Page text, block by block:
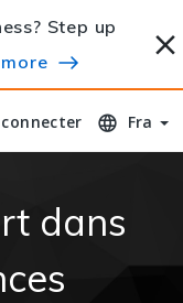
Step up
connecter
connecter Fra
dans